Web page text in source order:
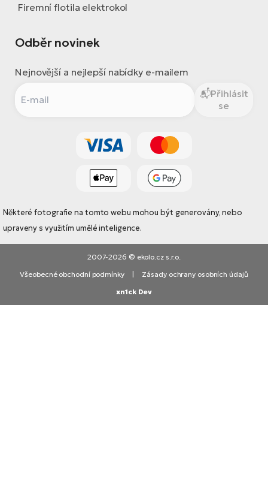
Firemní flotila elektrokol
Odběr novinek
Nejnovější a nejlepší nabídky e-mailem
Přihlásit
se
Některé fotografie na tomto webu mohou být generovány, nebo
upraveny s využitím umělé inteligence.
2007-2026 © ekolo.cz s.r.o.
Všeobecné obchodní podmínky
Zásady ochrany osobních údajů
xn1ck Dev